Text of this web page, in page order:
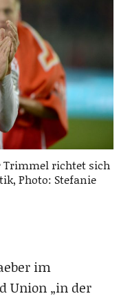
Trimmel richtet sich
Photo: Stefanie
im
Union „in der